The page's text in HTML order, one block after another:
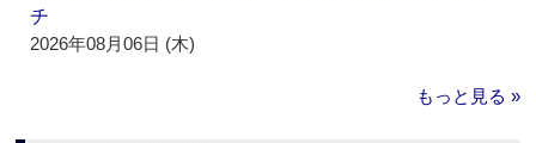
チ
2026年08月06日 (木)
もっと見る »